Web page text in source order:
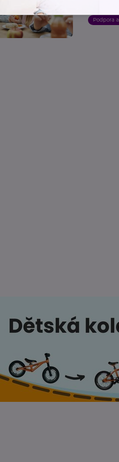
Podpora